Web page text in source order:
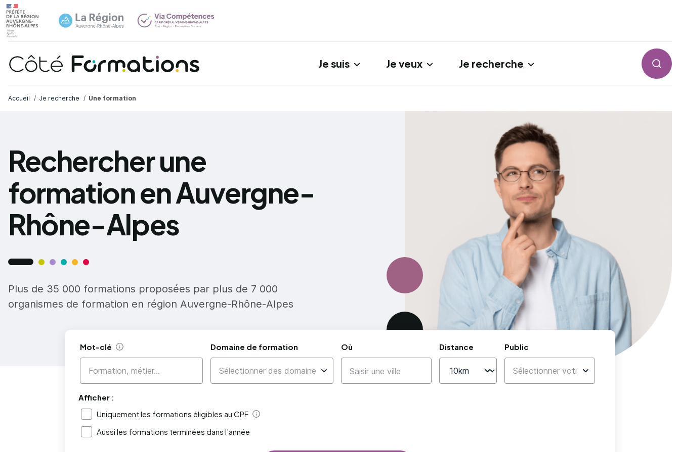
Je suis Je veux Je recherche
Accueil Je recherche Une formation
Rechercher une
formation en Auvergne-
Rhône-Alpes
Plus de 35 000 formations proposées par plus de 7 000
organismes de formation en région Auvergne-Rhône-Alpes
Mot-clé Aide Domaine de formation Où Distance Public
Afficher :
Uniquement les formations éligibles au CPF
Aide
Aussi les formations terminées dans l'année